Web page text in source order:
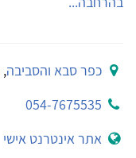
כפר סבא והסביבה,
054-7675535
אתר אינטרנט אישי